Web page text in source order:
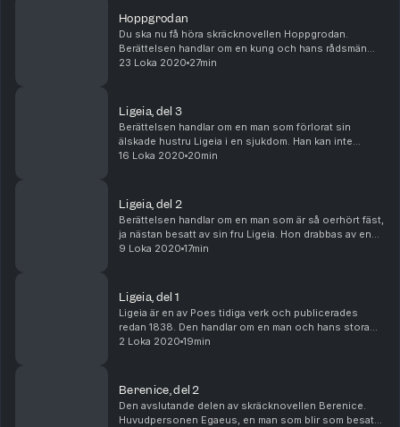
Hoppgrodan
Du ska nu få höra skräcknovellen Hoppgrodan.
Berättelsen handlar om en kung och hans rådsmän
som alla är förtjusta i practical jokes, och gärna på
23 Loka 2020 27min
Ligeia, del 3
Berättelsen handlar om en man som förlorat sin
älskade hustru Ligeia i en sjukdom. Han kan inte
glömma henne. Trots det gifter han sig med den unga
16 Loka 2020 20min
Ligeia, del 2
Berättelsen handlar om en man som är så oerhört fäst,
ja nästan besatt av sin fru Ligeia. Hon drabbas av en
fruktansvärd och obeveklig sjukdom. Översättning
9 Loka 2020 17min
Ligeia, del 1
Ligeia är en av Poes tidiga verk och publicerades
redan 1838. Den handlar om en man och hans stora
kärlek till sin fru Ligeia. En kärlek som gränsar till
2 Loka 2020 19min
Berenice, del 2
Den avslutande delen av skräcknovellen Berenice.
Huvudpersonen Egaeus, en man som blir som besatt